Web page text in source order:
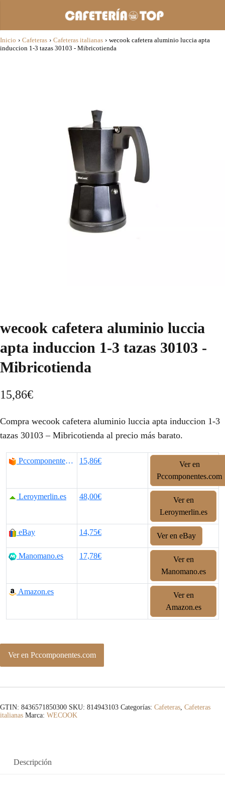
Inicio › Cafeteras › Cafeteras italianas › wecook cafetera aluminio luccia apta
induccion 1-3 tazas 30103 - Mibricotienda
wecook cafetera aluminio luccia
apta induccion 1-3 tazas 30103 -
Mibricotienda
15,86€
Compra wecook cafetera aluminio luccia apta induccion 1-3
tazas 30103 – Mibricotienda al precio más barato.
Pccomponentes.com 15,86€
Ver en
Pccomponentes.com
Leroymerlin.es 48,00€
Ver en
Leroymerlin.es
eBay 14,75€ Ver en eBay
Manomano.es 17,78€
Ver en
Manomano.es
Amazon.es
Ver en
Amazon.es
Ver en Pccomponentes.com
GTIN: 8436571850300 SKU: 814943103 Categorías: Cafeteras, Cafeteras
italianas Marca: WECOOK
Descripción